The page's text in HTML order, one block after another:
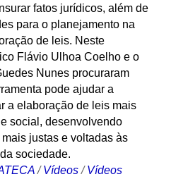
fatos jurídicos, além de
para o planejamento na
de leis. Neste
Flávio Ulhoa Coelho e o
Nunes procuraram
pode ajudar a
a elaboração de leis mais
social, desenvolvendo
justas e voltadas às
sociedade.
/Vídeos /Vídeos